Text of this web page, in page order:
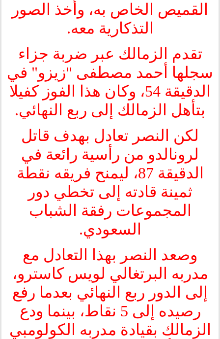
القميص الخاص به، وأخذ الصور
التذكارية معه.
تقدم الزمالك عبر ضربة جزاء
سجلها أحمد مصطفى "زيزو" في
الدقيقة 54، وكان هذا الفوز كفيلا
بتأهل الزمالك إلى ربع النهائي.
لكن النصر تعادل بهدف قاتل
لرونالدو من رأسية رائعة في
الدقيقة 87، ليمنح فريقه نقطة
ثمينة قادته إلى تخطي دور
المجموعات رفقة الشباب
السعودي.
وصعد النصر بهذا التعادل مع
مدربه البرتغالي لويس كاسترو،
إلى الدور ربع النهائي بعدما رفع
رصيده إلى 5 نقاط، بينما ودع
الزمالك بقيادة مدربه الكولومبي